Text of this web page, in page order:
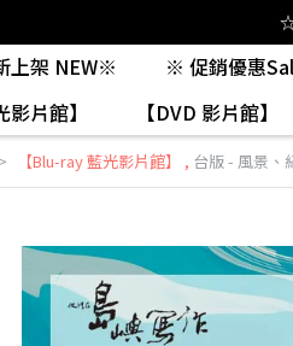
上架 NEW※ ※ 促銷優惠
影片館】
【DVD 影片館】
【Blu-ray 藍光影片館】 , 台版 - 風景、